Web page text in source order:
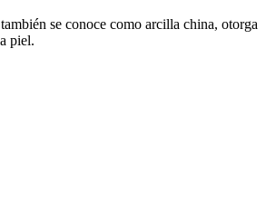
se conoce como arcilla china, otorga
piel.